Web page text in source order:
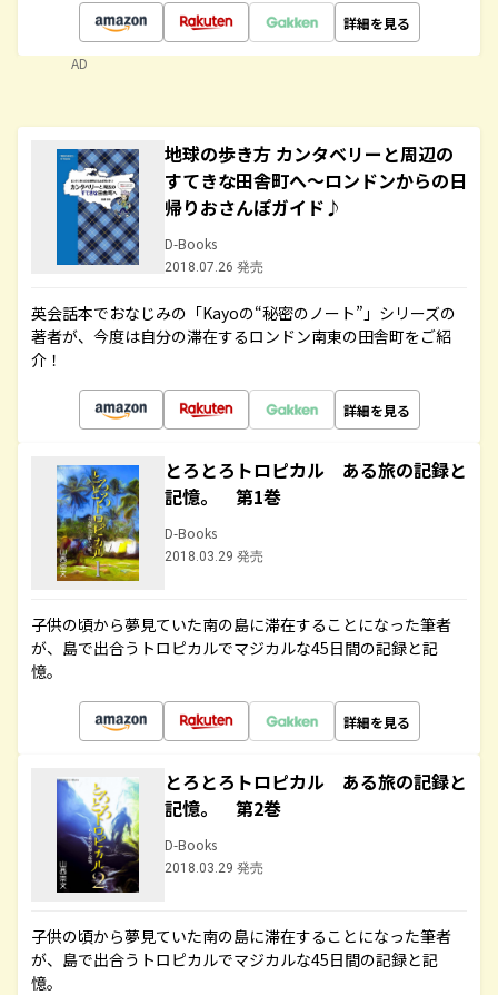
詳細を見る
AD
地球の歩き方 カンタベリーと周辺の
すてきな田舎町へ～ロンドンからの日
帰りおさんぽガイド♪
D-Books
2018.07.26 発売
英会話本でおなじみの「Kayoの“秘密のノート”」シリーズの
著者が、今度は自分の滞在するロンドン南東の田舎町をご紹
介！
詳細を見る
とろとろトロピカル ある旅の記録と
記憶。 第1巻
D-Books
2018.03.29 発売
子供の頃から夢見ていた南の島に滞在することになった筆者
が、島で出合うトロピカルでマジカルな45日間の記録と記
憶。
詳細を見る
とろとろトロピカル ある旅の記録と
記憶。 第2巻
D-Books
2018.03.29 発売
子供の頃から夢見ていた南の島に滞在することになった筆者
が、島で出合うトロピカルでマジカルな45日間の記録と記
憶。